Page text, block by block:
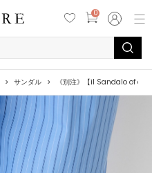
0
サンダル 《別注》【il Sandalo of